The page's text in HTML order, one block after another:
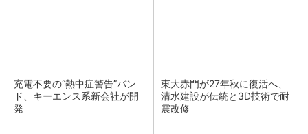
充電不要の“熱中症警告”バン
ド、キーエンス系新会社が開
発
東大赤門が27年秋に復活へ、
清水建設が伝統と3D技術で耐
震改修